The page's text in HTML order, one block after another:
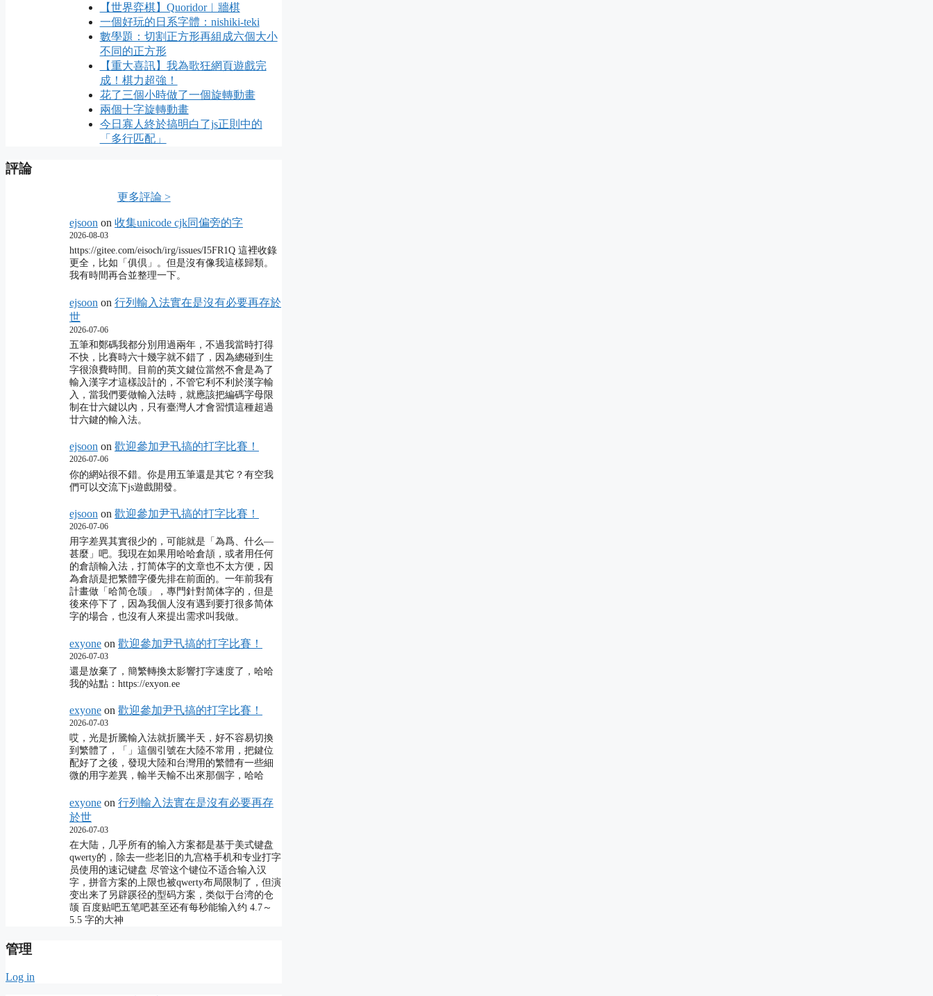
【世界弈棋】Quoridor︱牆棋
一個好玩的日系字體：nishiki-teki
數學題：切割正方形再組成六個大小
不同的正方形
【重大喜訊】我為歌狂網頁遊戲完
成！棋力超強！
花了三個小時做了一個旋轉動畫
兩個十字旋轉動畫
今日寡人終於搞明白了js正則中的
「多行匹配」
評論
更多評論 >
ejsoon on 收集unicode cjk同偏旁的字
2026-08-03
https://gitee.com/eisoch/irg/issues/I5FR1Q 這裡收錄
更全，比如「俱倶」。但是沒有像我這樣歸類。
我有時間再合並整理一下。
ejsoon on 行列輸入法實在是沒有必要再存於
世
2026-07-06
五筆和鄭碼我都分別用過兩年，不過我當時打得
不快，比賽時六十幾字就不錯了，因為總碰到生
字很浪費時間。目前的英文鍵位當然不會是為了
輸入漢字才這樣設計的，不管它利不利於漢字輸
入，當我們要做輸入法時，就應該把編碼字母限
制在廿六鍵以內，只有臺灣人才會習慣這種超過
廿六鍵的輸入法。
ejsoon on 歡迎參加尹卂搞的打字比賽！
2026-07-06
你的網站很不錯。你是用五筆還是其它？有空我
們可以交流下js遊戲開發。
ejsoon on 歡迎參加尹卂搞的打字比賽！
2026-07-06
用字差異其實很少的，可能就是「為爲、什么―
甚麼」吧。我現在如果用哈哈倉頡，或者用任何
的倉頡輸入法，打简体字的文章也不太方便，因
為倉頡是把繁體字優先排在前面的。一年前我有
計畫做「哈简仓颉」，專門針對简体字的，但是
後來停下了，因為我個人沒有遇到要打很多简体
字的場合，也沒有人來提出需求叫我做。
exyone on 歡迎參加尹卂搞的打字比賽！
2026-07-03
還是放棄了，簡繁轉換太影響打字速度了，哈哈
我的站點：https://exyon.ee
exyone on 歡迎參加尹卂搞的打字比賽！
2026-07-03
哎，光是折騰輸入法就折騰半天，好不容易切換
到繁體了，「」這個引號在大陸不常用，把鍵位
配好了之後，發現大陸和台灣用的繁體有一些細
微的用字差異，輸半天輸不出來那個字，哈哈
exyone on 行列輸入法實在是沒有必要再存
於世
2026-07-03
在大陆，几乎所有的输入方案都是基于美式键盘
qwerty的，除去一些老旧的九宫格手机和专业打字
员使用的速记键盘 尽管这个键位不适合输入汉
字，拼音方案的上限也被qwerty布局限制了，但演
变出来了另辟蹊径的型码方案，类似于台湾的仓
颉 百度贴吧五笔吧甚至还有每秒能输入约 4.7～
5.5 字的大神
管理
Log in